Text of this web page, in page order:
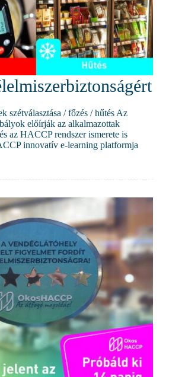
szétválasztása / főzés / hűtés Az
előírják az alkalmazottak
az HACCP rendszer ismerete is
innovatív e-learning platformja